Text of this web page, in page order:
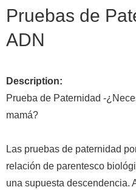
Pruebas de
ADN
Description:
Prueba de Paternidad -
mamá?
Las pruebas de paternidad
relación de parentesco
una supuesta descendencia.